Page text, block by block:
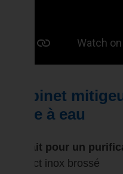
Robinet
filtre à eau
Parfait pour un
Aspect inox brossé